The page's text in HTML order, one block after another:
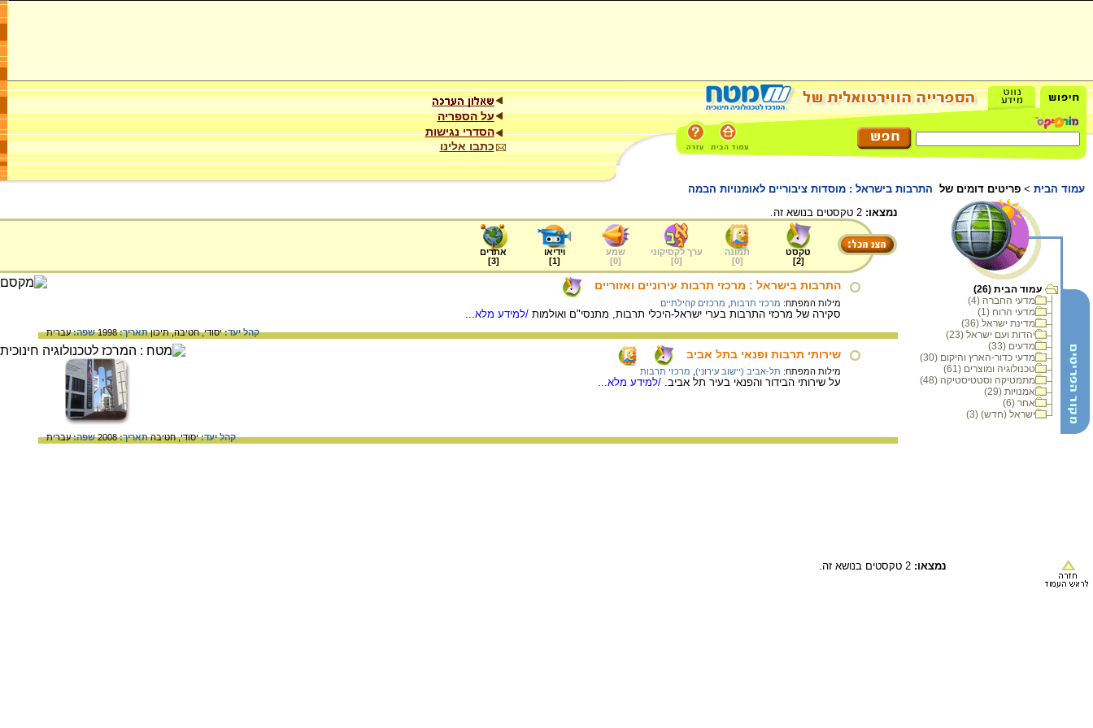
על הספריה
הסדרי נגישות
כתבו אלינו
עמוד הבית > פריטים דומים של התרבות בישראל : מוסדות ציבוריים לאומנויות הבמה
עמוד הבית (26)
מדעי החברה (4)
מדעי הרוח (1)
מדינת ישראל (36)
יהדות ועם ישראל (23)
מדעים (33)
מדעי כדור-הארץ והיקום (30)
טכנולוגיה ומוצרים (61)
מתמטיקה וסטטיסטיקה (48)
אמנויות (29)
אחר (6)
ישראל (חדש) (3)
נמצאו:
טקסט
[
2
]
תמונה
[
0
]
ערך לקסיקוני
[
0
]
שמע
[
0
]
וידיאו
[
1
]
אתרים
[
3
]
התרבות בישראל : מרכזי תרבות עירוניים ואזוריים
מילות המפתח: מרכזי תרבות מרכזים קהילתיים
סקירה של מרכזי התרבות בערי ישראל-היכלי תרבות, מתנסי"ם ואולמות /למידע מלא...
קהל יעד:יסודי,חטיבה,תיכוןתאריך:1998 שפה:עברית
שירותי תרבות ופנאי בתל אביב
מילות המפתח: תל-אביב (יישוב עירוני) מרכזי תרבות
על שירותי הבידור והפנאי בעיר תל אביב. /למידע מלא...
קהל יעד:יסודי,חטיבהתאריך:2008 שפה:עברית
נמצאו: